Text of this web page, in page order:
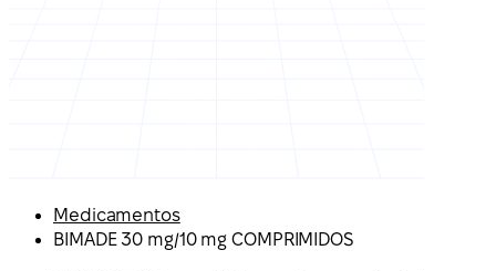
Medicamentos
BIMADE 30 mg/10 mg COMPRIMIDOS